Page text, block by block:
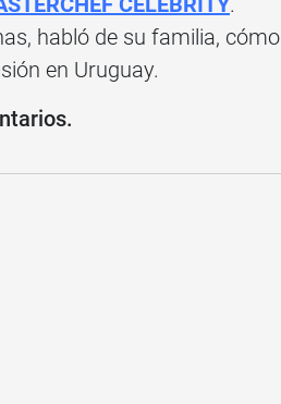
habló de su familia, cómo
en Uruguay.